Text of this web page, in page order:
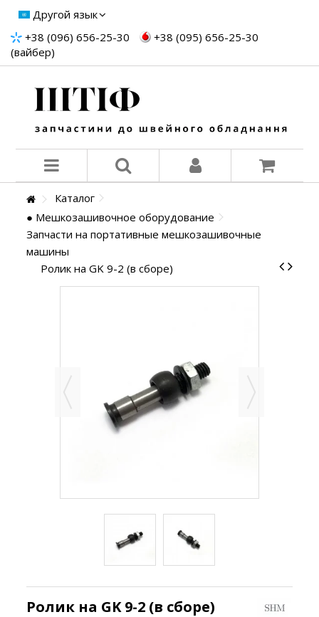
Другой язык
+38 (096) 656-25-30
+38 (095) 656-25-30
(вайбер)
Каталог
● Мешкозашивочное оборудование
Запчасти на портативные мешкозашивочные
машины
Ролик на GK 9-2 (в сборе)
Ролик на GK 9-2 (в сборе)